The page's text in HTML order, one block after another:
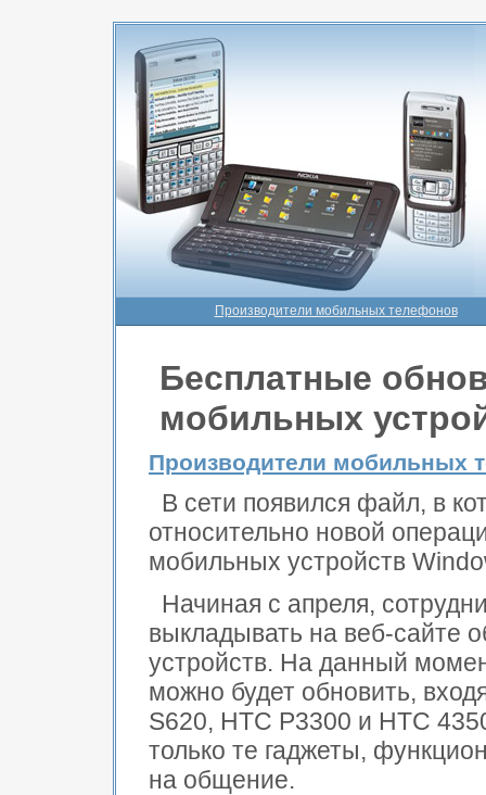
Производители мобильных телефонов
Бесплатные
мобильных
Производители мобильных
В сети появился файл, в
относительно новой
мобильных устройств
Начиная с апреля,
выкладывать на веб-сайте
устройств. На данный
можно будет обновить,
S620, HTC P3300 и HTC
только те гаджеты,
на общение.